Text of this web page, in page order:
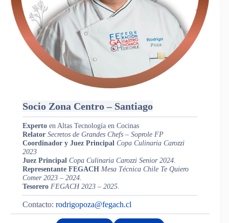
Socio Zona Centro – Santiago
Experto en Altas Tecnología en Cocinas
Relator Secretos de Grandes Chefs – Soprole FP
Coordinador y Juez Principal Copa Culinaria Carozzi
2023
Juez Principal Copa Culinaria Carozzi Senior 2024
Representante FEGACH Mesa Técnica Chile Te Quiero
Comer 2023 – 2024.
Tesorero FEGACH 2023 – 2025
Contacto: rodrigopoza@fegach.cl